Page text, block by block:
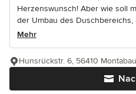
Herzenswunsch! Aber wie soll
der Umbau des Duschbereichs,
Mehr
Hunsrückstr. 6, 56410